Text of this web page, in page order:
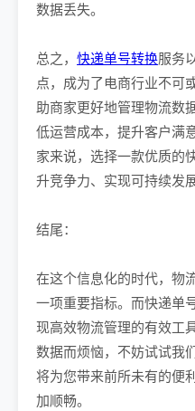
数据丢失。
总之， 快递单号转换服务
点，成为了电商行业不可
助商家更好地管理物流数
低运营成本，提升客户满
家来说，选择一款优质的
升竞争力、实现可持续发
结尾：
在这个信息化的时代，物
一项重要指标。而快递单
现高效物流管理的有效工
数据而烦恼，不妨试试我
将为您带来前所未有的便
加顺畅。